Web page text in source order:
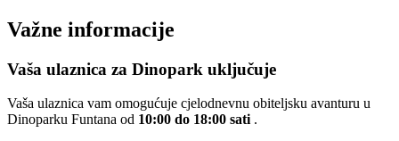
Važne informacije
Vaša ulaznica za Dinopark uključuje
Vaša ulaznica vam omogućuje cjelodnevnu obiteljsku avanturu u
Dinoparku Funtana od 10:00 do 18:00 sati.